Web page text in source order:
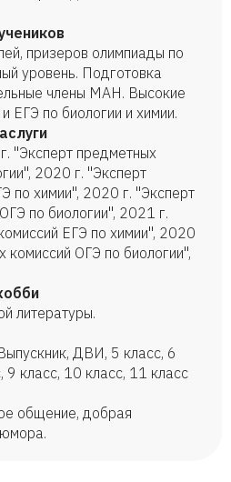
призеров олимпиады по
уровень. Подготовка
члены МАН. Высокие
ЕГЭ по биологии и химии.
"Эксперт предметных
2020 г. "Эксперт
по химии", 2020 г. "Эксперт
по биологии", 2021 г.
ЕГЭ по химии", 2020
комиссий ОГЭ по биологии",
литературы.
ДВИ, 5 класс, 6
9 класс, 10 класс, 11 класс
общение, добрая